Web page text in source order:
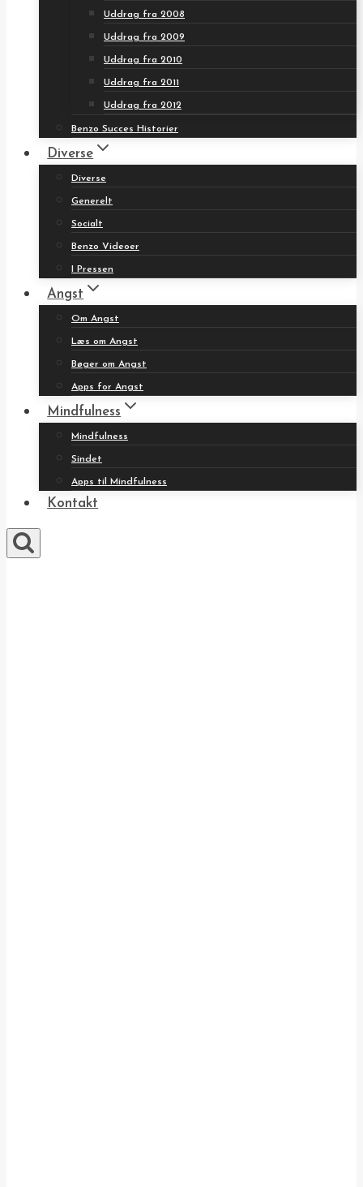
Uddrag fra 2008
Uddrag fra 2009
Uddrag fra 2010
Uddrag fra 2011
Uddrag fra 2012
Benzo Succes Historier
Diverse
Diverse
Generelt
Socialt
Benzo Videoer
I Pressen
Angst
Om Angst
Læs om Angst
Bøger om Angst
Apps for Angst
Mindfulness
Mindfulness
Sindet
Apps til Mindfulness
Kontakt